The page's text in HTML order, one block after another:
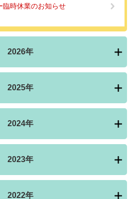
臨時休業のお知らせ
2026年
2025年
2024年
2023年
2022年